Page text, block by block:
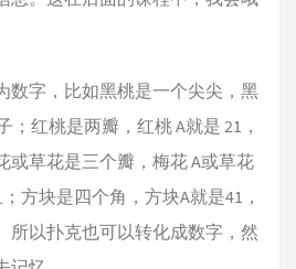
数字，比如黑桃是一个尖尖，黑
；红桃是两瓣，红桃 A就是 21，
或草花是三个瓣，梅花 A或草花
方块是四个角，方块A就是41，
所以扑克也可以转化成数字，然